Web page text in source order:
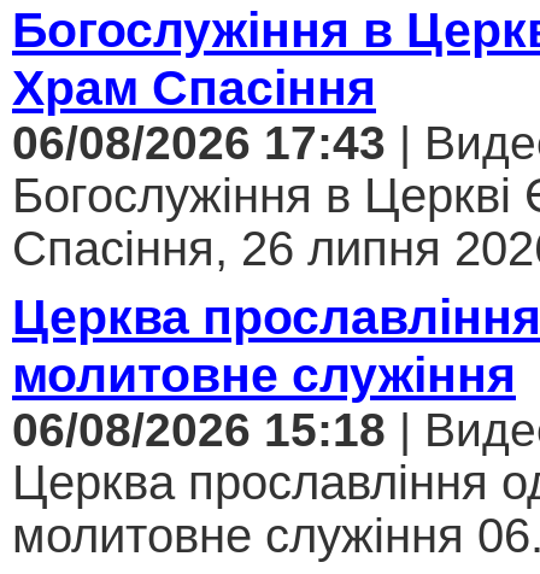
Богослужіння в
Храм Спасіння
06/08/2026 17:43 |
Богослужіння в
Спасіння, 26 липня
Церква
молитовне служіння
06/08/2026 15:18 |
Церква прославління
молитовне служіння